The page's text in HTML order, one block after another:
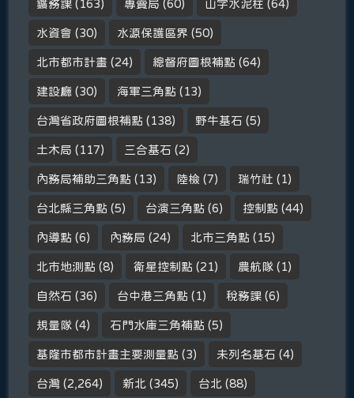
鑛務課 (163) 專賣局 (60) 山字水泥柱 (64)
水資會 (30) 水源保護區界 (50)
北市都市計畫 (24) 總督府圖根補點 (64)
建設廳 (30) 海軍三角點 (13)
台灣省政府圖根補點 (138) 野牛基石 (5)
土木局 (117) 三合基石 (2)
內務局補助三角點 (13) 陸檢 (7) 瑞竹社 (1)
台北縣三角點 (5) 台演三角點 (6) 控制點 (44)
內導點 (6) 內務局 (24) 北市三角點 (15)
北市地測點 (8) 衛星控制點 (21) 農航隊 (1)
自然石 (36) 台中港三角點 (1) 稅務課 (6)
規量隊 (4) 石門水庫三角補點 (5)
基隆市都市計畫主要測量點 (3) 未列名基石 (4)
台灣 (2,264) 新北 (345) 台北 (88)